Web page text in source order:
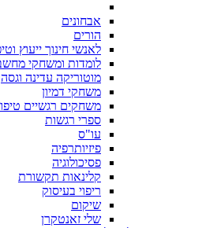
אבחונים
הורים
לאנשי חינוך ייעוץ
לומדות ומשחקי
מוטוריקה עדינה וגסה
משחקי דמיון
משחקים רגשיים
ספרי רגשות
עו"ס
פיזיותרפיה
פסיכולוגיה
קלינאות תקשורת
ריפוי בעיסוק
שיקום
שלי זאנטקרן